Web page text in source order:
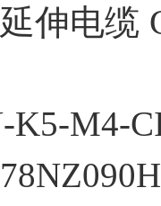
伸电缆
K5-M4-